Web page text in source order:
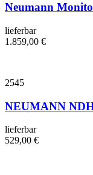
Neumann
lieferbar
1.859,00 €
2545
NEUMANN
lieferbar
529,00 €